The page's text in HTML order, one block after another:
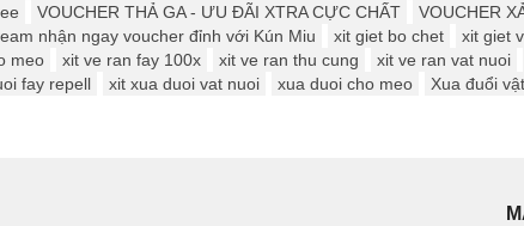
VOUCHER THẢ GA - ƯU ĐÃI XTRA CỰC CHẤT
VOUCHER
nhận ngay voucher đỉnh với Kún Miu xit giet bo chet xit giet
meo xit ve ran fay 100x xit ve ran thu cung xit ve ran vat nuoi
fay repell xit xua duoi vat nuoi xua duoi cho meo Xua đuổi